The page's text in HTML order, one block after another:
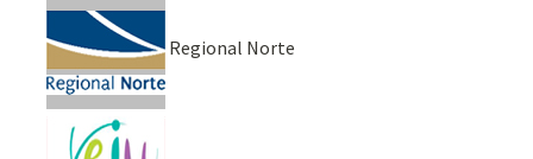
Regional Norte